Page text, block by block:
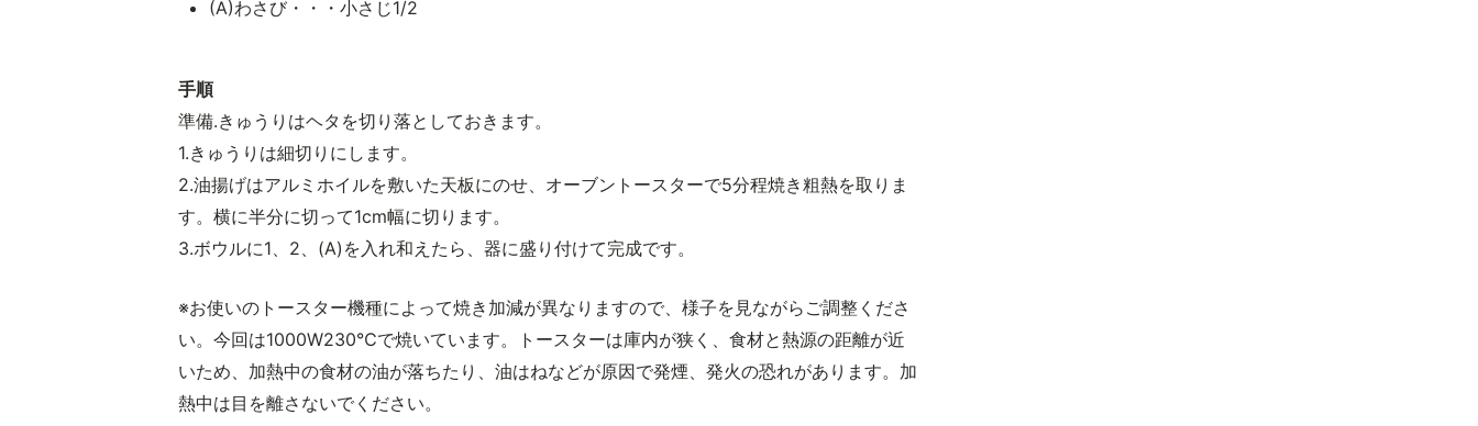
(A)わさび・・・小さじ1/2
手順
準備.きゅうりはヘタを切り落としておきます。
1.きゅうりは細切りにします。
2.油揚げはアルミホイルを敷いた天板にのせ、オーブントースターで5分程焼き粗熱を取りま
す。横に半分に切って1cm幅に切ります。
3.ボウルに1、2、(A)を入れ和えたら、器に盛り付けて完成です。
※お使いのトースター機種によって焼き加減が異なりますので、様子を見ながらご調整くださ
い。今回は1000W230℃で焼いています。トースターは庫内が狭く、食材と熱源の距離が近
いため、加熱中の食材の油が落ちたり、油はねなどが原因で発煙、発火の恐れがあります。加
熱中は目を離さないでください。